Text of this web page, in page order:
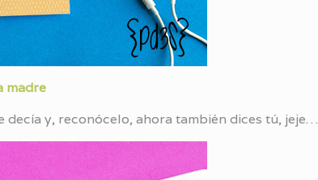
madre
decía y, reconócelo, ahora también dices tú, jeje…